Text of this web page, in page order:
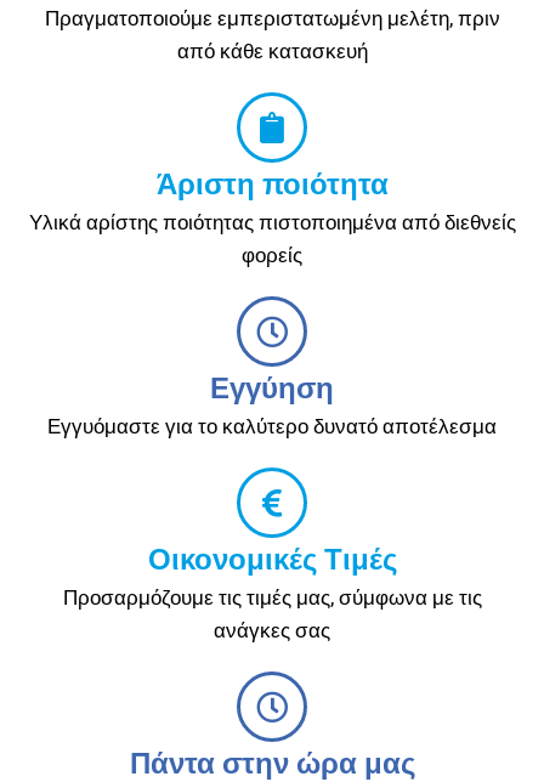
Πραγματοποιούμε εμπεριστατωμένη μελέτη, πριν
από κάθε κατασκευή
Άριστη ποιότητα
Υλικά αρίστης ποιότητας πιστοποιημένα από διεθνείς
φορείς
Εγγύηση
Εγγυόμαστε για το καλύτερο δυνατό αποτέλεσμα
Οικονομικές Τιμές
Προσαρμόζουμε τις τιμές μας, σύμφωνα με τις
ανάγκες σας
Πάντα στην ώρα μας